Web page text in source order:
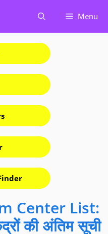
Menu
Center List:
की अंतिम सूची